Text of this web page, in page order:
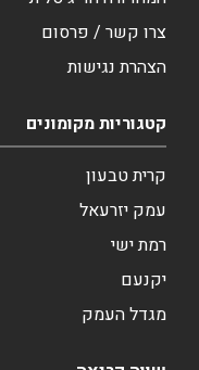
צרו קשר / פרסום
הצהרת נגישות
קטגוריות מקומונים
קרית טבעון
עמק יזרעאל
רמת ישי
יקנעם
מגדל העמק